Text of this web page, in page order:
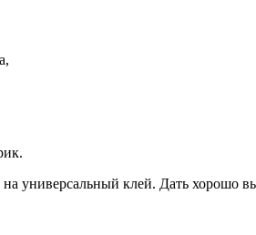
на универсальный клей. Дать хорошо